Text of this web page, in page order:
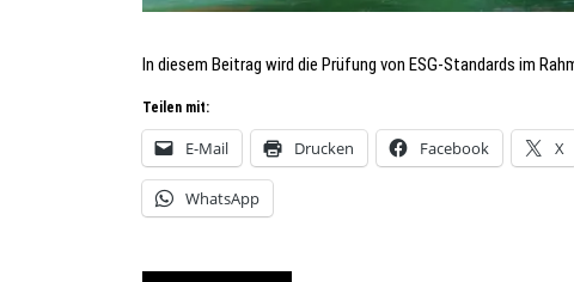
In diesem Beitrag wird die Prüfung von ESG-Standards im
Teilen mit:
E-Mail Drucken Facebook X
WhatsApp